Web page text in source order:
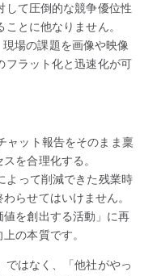
して圧倒的な競争優位性
とに他なりません。
場の課題を画像や映像
フラット化と迅速化が可
ャット報告をそのまま稟
を合理化する。
よって削減できた残業時
らせてはいけません。
を創出する活動」に再
の本質です。
ではなく、「他社がやっ